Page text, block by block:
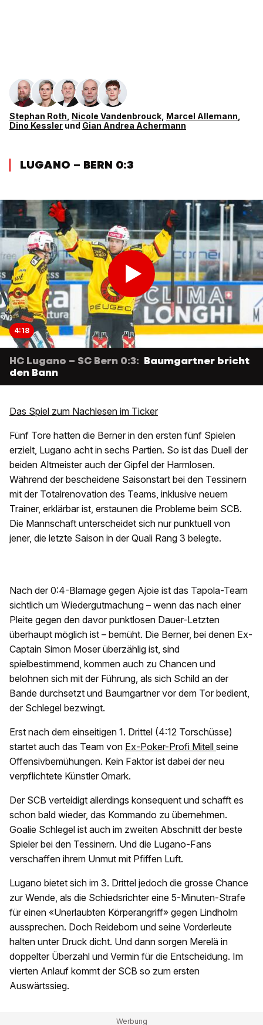
Stephan Roth Nicole Vandenbrouck Marcel Allemann
Dino Kessler und Gian Andrea Achermann
LUGANO – BERN 0:3
4:18
HC Lugano – SC Bern 0:3: Baumgartner bricht
den Bann
Das Spiel zum Nachlesen im Ticker
Fünf Tore hatten die Berner in den ersten fünf Spielen
erzielt, Lugano acht in sechs Partien. So ist das Duell der
beiden Altmeister auch der Gipfel der Harmlosen.
Während der bescheidene Saisonstart bei den Tessinern
mit der Totalrenovation des Teams, inklusive neuem
Trainer, erklärbar ist, erstaunen die Probleme beim SCB.
Die Mannschaft unterscheidet sich nur punktuell von
jener, die letzte Saison in der Quali Rang 3 belegte.
Nach der 0:4-Blamage gegen Ajoie ist das Tapola-Team
sichtlich um Wiedergutmachung – wenn das nach einer
Pleite gegen den davor punktlosen Dauer-Letzten
überhaupt möglich ist – bemüht. Die Berner, bei denen Ex-
Captain Simon Moser überzählig ist, sind
spielbestimmend, kommen auch zu Chancen und
belohnen sich mit der Führung, als sich Schild an der
Bande durchsetzt und Baumgartner vor dem Tor bedient,
der Schlegel bezwingt.
Erst nach dem einseitigen 1. Drittel (4:12 Torschüsse)
startet auch das Team von Ex-Poker-Profi Mitell seine
Offensivbemühungen. Kein Faktor ist dabei der neu
verpflichtete Künstler Omark.
Der SCB verteidigt allerdings konsequent und schafft es
schon bald wieder, das Kommando zu übernehmen.
Goalie Schlegel ist auch im zweiten Abschnitt der beste
Spieler bei den Tessinern. Und die Lugano-Fans
verschaffen ihrem Unmut mit Pfiffen Luft.
Lugano bietet sich im 3. Drittel jedoch die grosse Chance
zur Wende, als die Schiedsrichter eine 5-Minuten-Strafe
für einen «Unerlaubten Körperangriff» gegen Lindholm
aussprechen. Doch Reideborn und seine Vorderleute
halten unter Druck dicht. Und dann sorgen Merelä in
doppelter Überzahl und Vermin für die Entscheidung. Im
vierten Anlauf kommt der SCB so zum ersten
Auswärtssieg.